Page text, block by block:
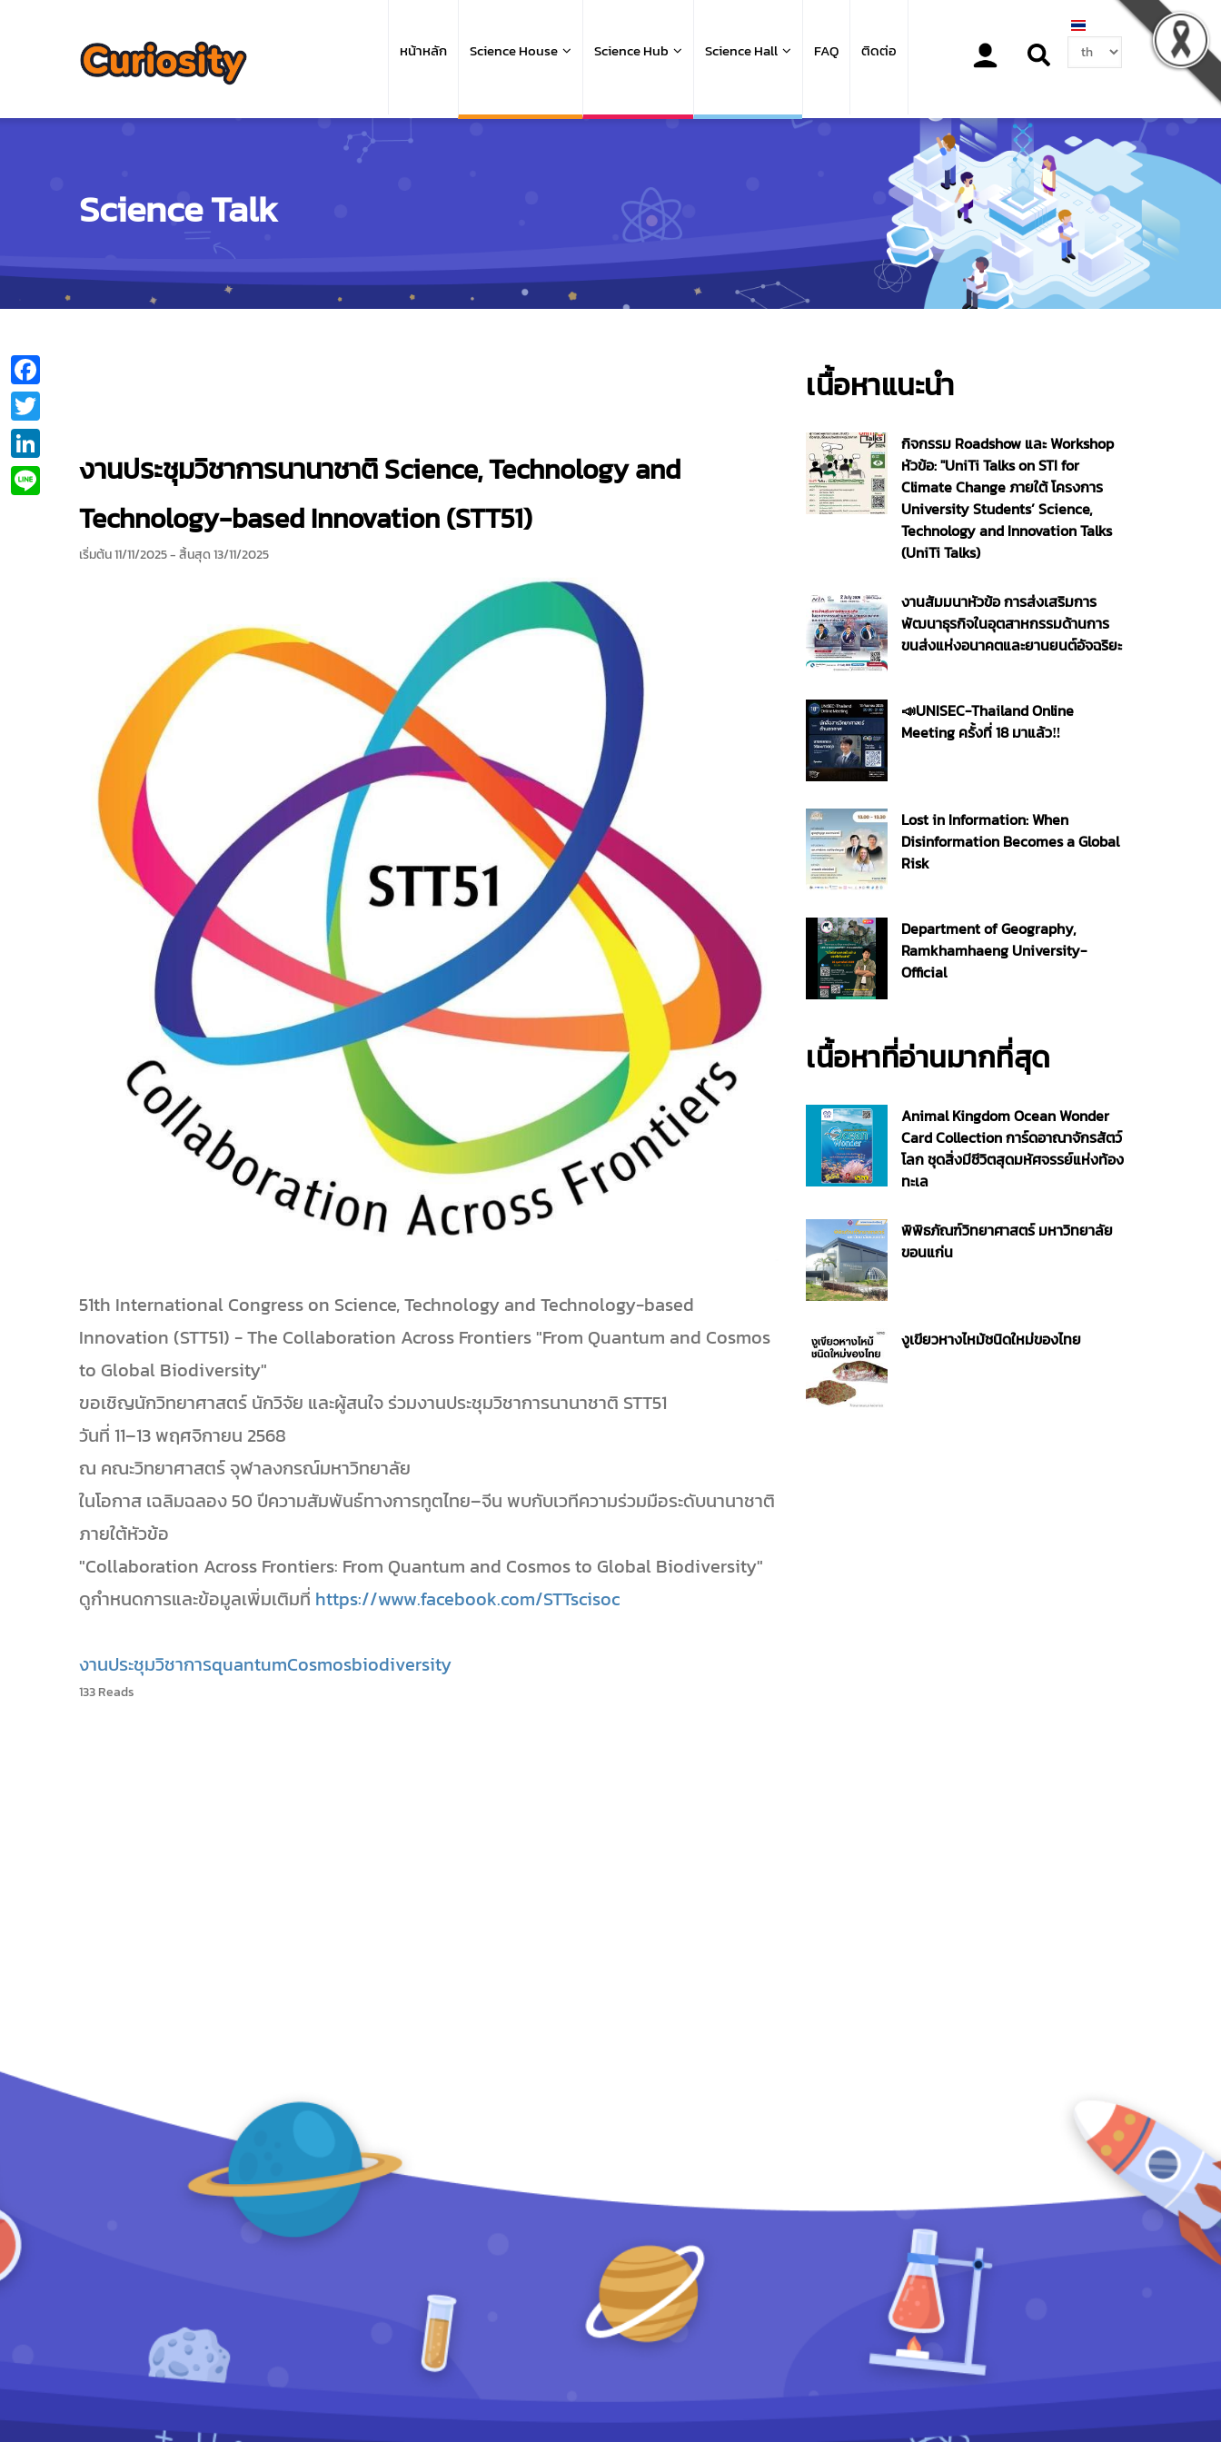
navigation
หน้าหลัก Science House Science Hub Science Hall FAQ ติดต่อ
Select
your
Science Talk
งานประชุมวิชาการนานาชาติ Science, Technology and
Technology-based Innovation (STT51)
เริ่มต้น 11/11/2025- สิ้นสุด 13/11/2025
51th International Congress on Science, Technology and Technology-based
Innovation (STT51) - The Collaboration Across Frontiers "From Quantum and Cosmos
to Global Biodiversity"
ขอเชิญนักวิทยาศาสตร์ นักวิจัย และผู้สนใจ ร่วมงานประชุมวิชาการนานาชาติ STT51
วันที่ 11–13 พฤศจิกายน 2568
ณ คณะวิทยาศาสตร์ จุฬาลงกรณ์มหาวิทยาลัย
ในโอกาส เฉลิมฉลอง 50 ปีความสัมพันธ์ทางการทูตไทย–จีน พบกับเวทีความร่วมมือระดับนานาชาติ
ภายใต้หัวข้อ
"Collaboration Across Frontiers: From Quantum and Cosmos to Global Biodiversity"
ดูกำหนดการและข้อมูลเพิ่มเติมที่ https://www.facebook.com/STTscisoc
งานประชุมวิชาการquantumCosmosbiodiversity
133 Reads
เนื้อหาแนะนำ
กิจกรรม Roadshow และ Workshop
หัวข้อ: "UniTi Talks on STI for
Climate Change ภายใต้ โครงการ
University Students’ Science,
Technology and Innovation Talks
(UniTi Talks)
งานสัมมนาหัวข้อ การส่งเสริมการ
พัฒนาธุรกิจในอุตสาหกรรมด้านการ
ขนส่งแห่งอนาคตและยานยนต์อัจฉริยะ
📣UNISEC-Thailand Online
Meeting ครั้งที่ 18 มาแล้ว‼️
Lost in Information: When
Disinformation Becomes a Global
Risk
Department of Geography,
Ramkhamhaeng University-
Official
เนื้อหาที่อ่านมากที่สุด
Animal Kingdom Ocean Wonder
Card Collection การ์ดอาณาจักรสัตว์
โลก ชุดสิ่งมีชีวิตสุดมหัศจรรย์แห่งท้อง
ทะเล
พิพิธภัณฑ์วิทยาศาสตร์ มหาวิทยาลัย
ขอนแก่น
งูเขียวหางไหม้ชนิดใหม่ของไทย